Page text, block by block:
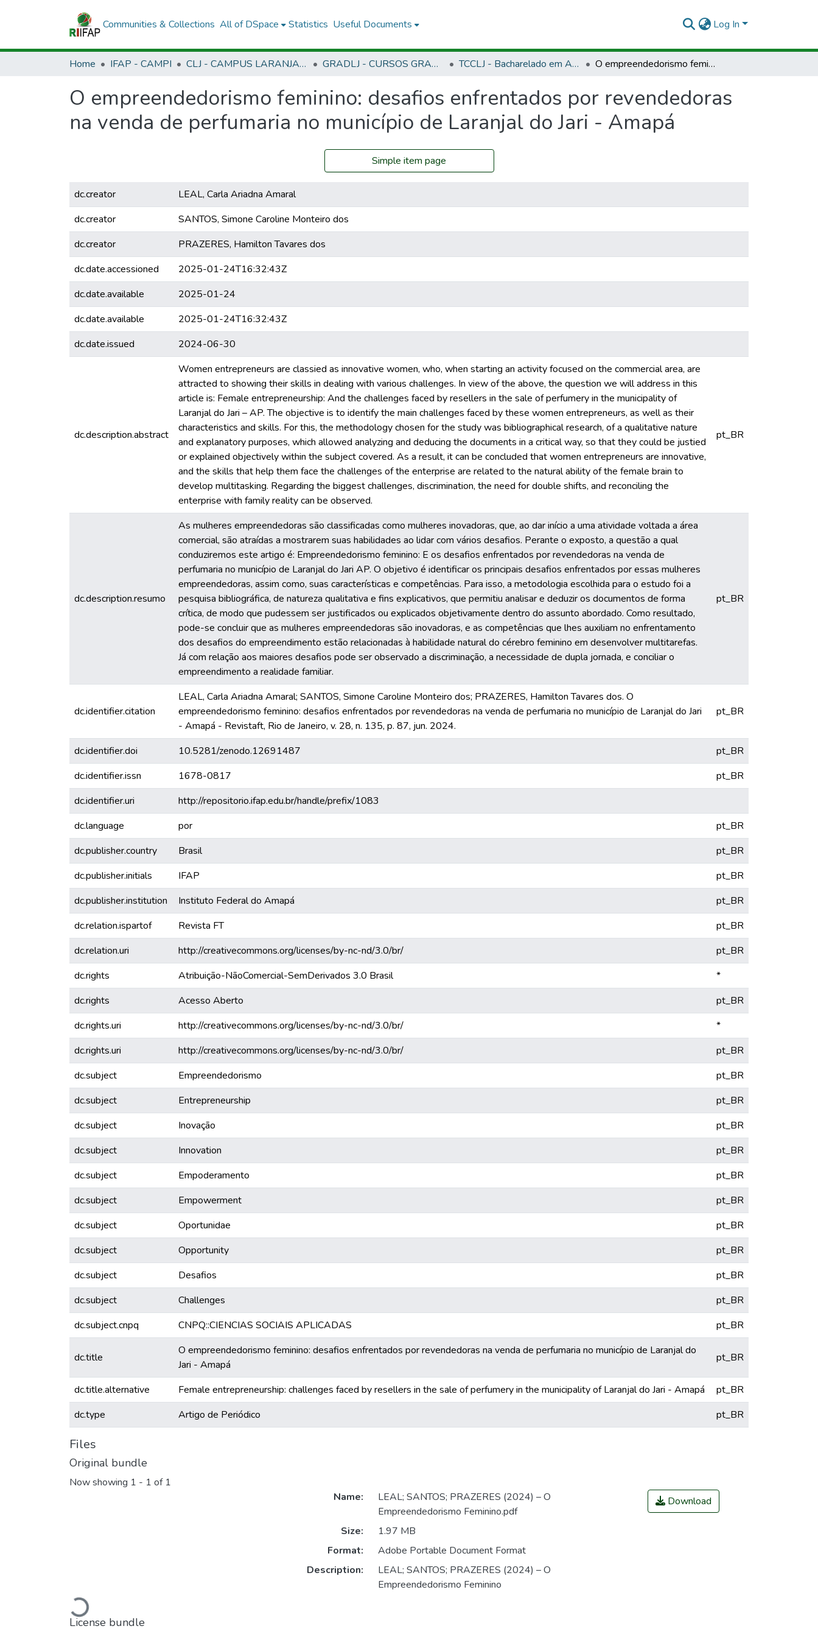
Communities & Collections All of DSpace Statistics Useful Documents Log In
Home IFAP - CAMPI CLJ - CAMPUS LARANJAL DO JARI GRADLJ - CURSOS GRADUAÇÃO - CAMPUS LARANJAL DO JARI TCCLJ - Bacharelado em Administração O empreendedorismo feminino: desafios enfrentados por revendedoras na venda de perfumaria no município de Laranjal do Jari - Amapá
O empreendedorismo feminino: desafios enfrentados por revendedoras
na venda de perfumaria no município de Laranjal do Jari - Amapá
Simple item page
dc.creator
LEAL, Carla Ariadna Amaral
dc.creator
SANTOS, Simone Caroline Monteiro dos
dc.creator
PRAZERES, Hamilton Tavares dos
dc.date.accessioned
2025-01-24T16:32:43Z
dc.date.available
2025-01-24
dc.date.available
2025-01-24T16:32:43Z
dc.date.issued
2024-06-30
dc.description.abstract
Women entrepreneurs are classied as innovative women, who, when starting an activity focused on the commercial area, are
attracted to showing their skills in dealing with various challenges. In view of the above, the question we will address in this
article is: Female entrepreneurship: And the challenges faced by resellers in the sale of perfumery in the municipality of
Laranjal do Jari – AP. The objective is to identify the main challenges faced by these women entrepreneurs, as well as their
characteristics and skills. For this, the methodology chosen for the study was bibliographical research, of a qualitative nature
and explanatory purposes, which allowed analyzing and deducing the documents in a critical way, so that they could be justied
or explained objectively within the subject covered. As a result, it can be concluded that women entrepreneurs are innovative,
and the skills that help them face the challenges of the enterprise are related to the natural ability of the female brain to
develop multitasking. Regarding the biggest challenges, discrimination, the need for double shifts, and reconciling the
enterprise with family reality can be observed.
pt_BR
dc.description.resumo
As mulheres empreendedoras são classificadas como mulheres inovadoras, que, ao dar início a uma atividade voltada a área
comercial, são atraídas a mostrarem suas habilidades ao lidar com vários desafios. Perante o exposto, a questão a qual
conduziremos este artigo é: Empreendedorismo feminino: E os desafios enfrentados por revendedoras na venda de
perfumaria no município de Laranjal do Jari AP. O objetivo é identificar os principais desafios enfrentados por essas mulheres
empreendedoras, assim como, suas características e competências. Para isso, a metodologia escolhida para o estudo foi a
pesquisa bibliográfica, de natureza qualitativa e fins explicativos, que permitiu analisar e deduzir os documentos de forma
crítica, de modo que pudessem ser justificados ou explicados objetivamente dentro do assunto abordado. Como resultado,
pode-se concluir que as mulheres empreendedoras são inovadoras, e as competências que lhes auxiliam no enfrentamento
dos desafios do empreendimento estão relacionadas à habilidade natural do cérebro feminino em desenvolver multitarefas.
Já com relação aos maiores desafios pode ser observado a discriminação, a necessidade de dupla jornada, e conciliar o
empreendimento a realidade familiar.
pt_BR
dc.identifier.citation
LEAL, Carla Ariadna Amaral; SANTOS, Simone Caroline Monteiro dos; PRAZERES, Hamilton Tavares dos. O
empreendedorismo feminino: desafios enfrentados por revendedoras na venda de perfumaria no município de Laranjal do Jari
- Amapá - Revistaft, Rio de Janeiro, v. 28, n. 135, p. 87, jun. 2024.
pt_BR
dc.identifier.doi 10.5281/zenodo.12691487
pt_BR
dc.identifier.issn
1678-0817
pt_BR
dc.identifier.uri
http://repositorio.ifap.edu.br/handle/prefix/1083
dc.language
por
pt_BR
dc.publisher.country
Brasil
pt_BR
dc.publisher.initials
IFAP
pt_BR
dc.publisher.institution
Instituto Federal do Amapá
pt_BR
dc.relation.ispartof
Revista FT
pt_BR
dc.relation.uri
http://creativecommons.org/licenses/by-nc-nd/3.0/br/
pt_BR
dc.rights
Atribuição-NãoComercial-SemDerivados 3.0 Brasil
*
dc.rights
Acesso Aberto
pt_BR
dc.rights.uri
http://creativecommons.org/licenses/by-nc-nd/3.0/br/
*
dc.rights.uri
http://creativecommons.org/licenses/by-nc-nd/3.0/br/
pt_BR
dc.subject
Empreendedorismo
pt_BR
dc.subject
Entrepreneurship
pt_BR
dc.subject
Inovação
pt_BR
dc.subject
Innovation
pt_BR
dc.subject
Empoderamento
pt_BR
dc.subject
Empowerment
pt_BR
dc.subject
Oportunidae
pt_BR
dc.subject
Opportunity
pt_BR
dc.subject
Desafios
pt_BR
dc.subject
Challenges
pt_BR
dc.subject.cnpq
CNPQ::CIENCIAS SOCIAIS APLICADAS pt_BR
dc.title
O empreendedorismo feminino: desafios enfrentados por revendedoras na venda de perfumaria no município de Laranjal do
Jari - Amapá
pt_BR
dc.title.alternative Female entrepreneurship: challenges faced by resellers in the sale of perfumery in the municipality of Laranjal do Jari - Amapá
pt_BR
dc.type
Artigo de Periódico pt_BR
Files
Original bundle
Now showing 1 - 1 of 1
Loading...
Name:
LEAL; SANTOS; PRAZERES (2024) – O
Empreendedorismo Feminino.pdf
Size:
1.97 MB
Format:
Adobe Portable Document Format
Description:
LEAL; SANTOS; PRAZERES (2024) – O
Empreendedorismo Feminino
Download
License bundle